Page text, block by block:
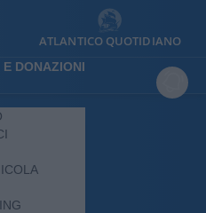
ATLANTICO QUOTIDIANO
E DONAZIONI